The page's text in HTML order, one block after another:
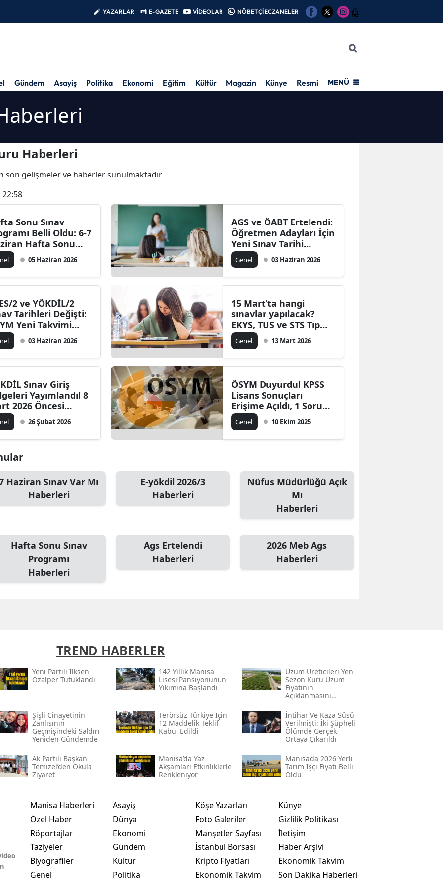
YAZARLAR E-GAZETE VİDEOLAR NÖBETÇİ ECZANELER 12
Gündem Asayiş Politika Ekonomi Eğitim Kültür Magazin Künye Resmi İlanMENÜ
Haberleri
son gelişmeler ve haberler sunulmaktadır.
22:58
Sonu Sınav
Belli Oldu: 6-7
Hafta Sonu
Sınav Var? ÖSYM
Açıklandı
05 Haziran 2026
AGS ve ÖABT Ertelendi:
Öğretmen Adayları İçin
Yeni Sınav Tarihi
Açıklandı
Genel 03 Haziran 2026
2 ve YÖKDİL/2
Tarihleri Değişti:
Yeni Takvimi
03 Haziran 2026
15 Mart’ta hangi
sınavlar yapılacak?
EKYS, TUS ve STS Tıp
saatleri ve sonuç
takvimi
Genel 13 Mart 2026
Sınav Giriş
Yayımlandı! 8
2026 Öncesi
AİS Ekranı Açıldı
26 Şubat 2026
ÖSYM Duyurdu! KPSS
Lisans Sonuçları
Erişime Açıldı, 1 Soru
İptal Edildi!
Genel 10 Ekim 2025
Haziran Sınav Var Mı
Haberleri
E-yökdil 2026/3
Haberleri
Nüfus Müdürlüğü Açık
Mı
Haberleri
Hafta Sonu Sınav
Programı
Haberleri
Ags Ertelendi
Haberleri
2026 Meb Ags
Haberleri
TREND HABERLER
Yeni̇ Partili İlksen
Özalper Tutuklandı
142 Yıllık Manisa
Lisesi Pansiyonunun
Yıkımına Başlandı
Üzüm Üreticileri Yeni
Sezon Kuru Üzüm
Fiyatının
Açıklanmasını
Şişli Cinayetinin
Zanlısının
Geçmişindeki Saldırı
Yeniden Gündemde
Terörsüz Türkiye Için
12 Maddelik Teklif
Kabul Edildi
İntihar Ve Kaza Süsü
Verilmişti: İki Şüpheli
Ölümde Gerçek
Ortaya Çıkarıldı
Ak Partili Başkan
Temizel’den Okula
Ziyaret
Manisa’da Yaz
Akşamları Etkinliklerle
Renkleniyor
Manisa’da 2026 Yerli
Tarım Işçi Fiyatı Belli
Oldu
Manisa Haberleri
Özel Haber
Röportajlar
Taziyeler
Biyografiler
Genel
Asayiş
Dünya
Ekonomi
Gündem
Kültür
Politika
Köşe Yazarları
Foto Galeriler
Manşetler Sayfası
İstanbul Borsası
Kripto Fiyatları
Ekonomik Takvim
Künye
Gizlilik Politikası
İletişim
Haber Arşivi
Ekonomik Takvim
Son Dakika Haberleri